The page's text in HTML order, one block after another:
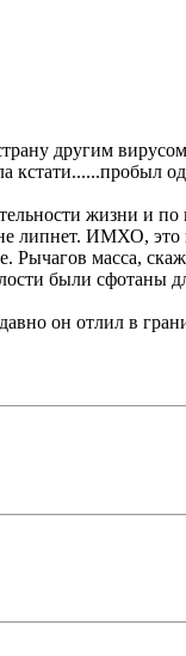
другим
жизни и
липнет. ИМХО,
масса,
были сфотаны
он отлил в